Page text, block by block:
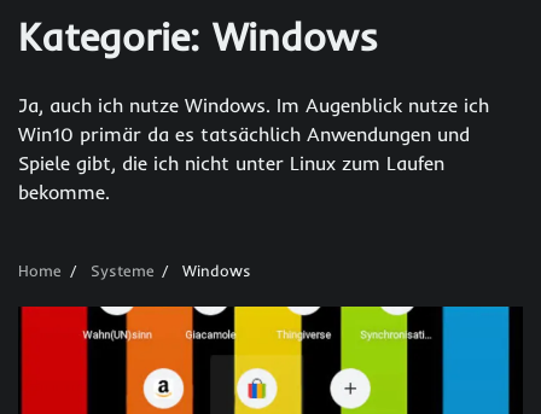
Kategorie: Windows
Ja, auch ich nutze Windows. Im Augenblick nutze ich
Win10 primär da es tatsächlich Anwendungen und
Spiele gibt, die ich nicht unter Linux zum Laufen
bekomme.
Home Systeme Windows